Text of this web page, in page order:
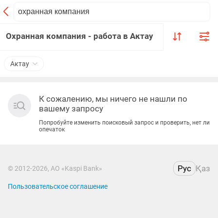
Охранная компания - работа в Актау
Актау
К сожалению, мы ничего не нашли по
вашему запросу
Попробуйте изменить поисковый запрос и проверить, нет ли
опечаток
© 2012-2026, АО «Kaspi Bank» Рус Қаз
Пользовательское соглашение